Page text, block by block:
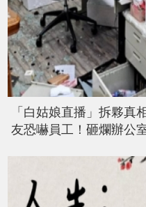
「白姑娘直播」拆夥真
友恐嚇員工！砸爛辦公